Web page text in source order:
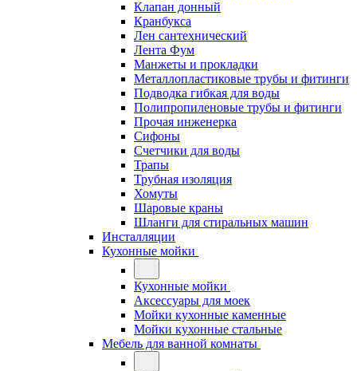
Клапан донный
Кранбукса
Лен сантехнический
Лента Фум
Манжеты и прокладки
Металлопластиковые трубы и фитинги
Подводка гибкая для воды
Полипропиленовые трубы и фитинги
Прочая инженерка
Сифоны
Счетчики для воды
Трапы
Трубная изоляция
Хомуты
Шаровые краны
Шланги для стиральных машин
Инсталляции
Кухонные мойки
Кухонные мойки
Аксессуары для моек
Мойки кухонные каменные
Мойки кухонные стальные
Мебель для ванной комнаты